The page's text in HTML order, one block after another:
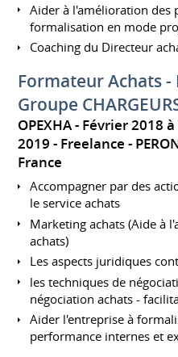
Aider à l'amélioration des
formalisation en mode
Coaching du Directeur
Formateur Achats -
Groupe
OPEXHA
Février 2018
2019 Freelance
France
Accompagner par des
le service achats
Marketing achats (Aide à
achats)
Les aspects juridiques
les techniques de
négociation achats -
Aider l'entreprise à
performance internes et